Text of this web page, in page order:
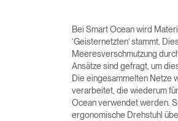
Bei Smart Ocean wird
‘Geisternetzten’ stammt.
Meeresverschmutzung
Ansätze sind gefragt, um
Die eingesammelten Netze
verarbeitet, die wiederum
Ocean verwendet werden.
ergonomische Drehstuhl